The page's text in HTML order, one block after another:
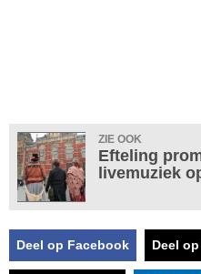
ZIE OOK
Efteling
livemuziek
Deel op Facebook Deel op